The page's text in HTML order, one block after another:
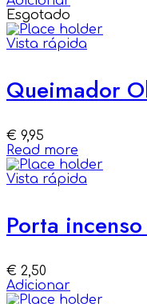
Esgotado
Vista rápida
Queimador
€ 9,95
Read more
Vista rápida
Porta
€ 2,50
Adicionar